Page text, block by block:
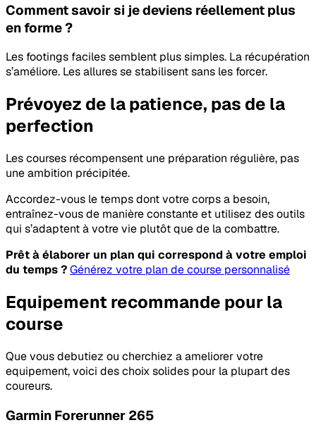
Comment savoir si je deviens réellement plus
en forme ?
Les footings faciles semblent plus simples. La récupération
s’améliore. Les allures se stabilisent sans les forcer.
Prévoyez de la patience, pas de la
perfection
Les courses récompensent une préparation régulière, pas
une ambition précipitée.
Accordez-vous le temps dont votre corps a besoin,
entraînez-vous de manière constante et utilisez des outils
qui s’adaptent à votre vie plutôt que de la combattre.
Prêt à élaborer un plan qui correspond à votre emploi
du temps ?Générez votre plan de course personnalisé
Equipement recommande pour la
course
Que vous debutiez ou cherchiez a ameliorer votre
equipement, voici des choix solides pour la plupart des
coureurs.
Garmin Forerunner 265